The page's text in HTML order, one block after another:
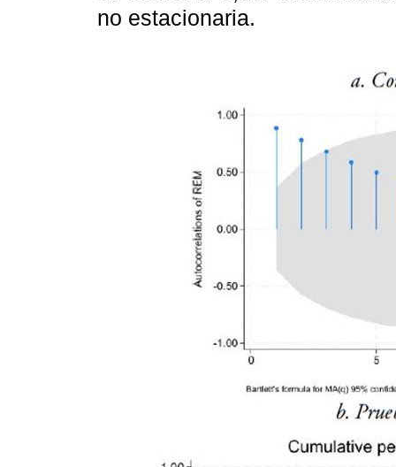
no estacionaria.